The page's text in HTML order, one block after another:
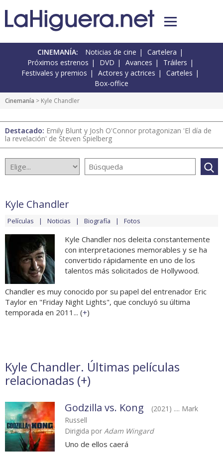
CINEMANÍA: Noticias de cine
Cartelera
Próximos estrenos
DVD Avances
Tráilers
Festivales y premios
Actores y actrices
Carteles
Box-office
Cinemanía > Kyle Chandler
Destacado: Emily Blunt y Josh O'Connor protagonizan 'El día de
la revelación' de Steven Spielberg
Kyle Chandler
Películas Noticias Biografía Fotos
Kyle Chandler nos deleita constantemente
con interpretaciones memorables y se ha
convertido rápidamente en uno de los
talentos más solicitados de Hollywood.
Chandler es muy conocido por su papel del entrenador Eric
Taylor en "Friday Night Lights", que concluyó su última
temporada en 2011... (+)
Kyle Chandler. Últimas películas
relacionadas (+)
Godzilla vs. Kong
(2021) .... Mark
Russell
Dirigida por Adam Wingard
Uno de ellos caerá